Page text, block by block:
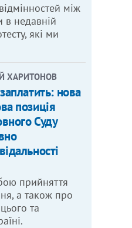
між
в недавній
які ми
ХАРИТОНОВ
нова
позиція
Суду
прийняття
а також про
та